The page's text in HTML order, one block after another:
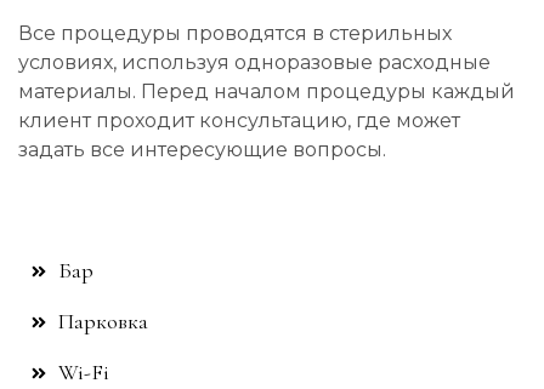
Все процедуры проводятся в стерильных
условиях, используя одноразовые расходные
материалы. Перед началом процедуры каждый
клиент проходит консультацию, где может
задать все интересующие вопросы.
Бар
Парковка
Wi-Fi